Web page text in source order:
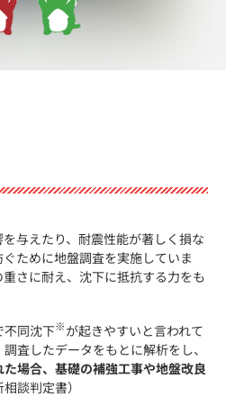
与えたり、耐震性能が著しく損な
ために地盤調査を実施していま
さに耐え、沈下に抵抗する力をも
不同沈下※が起きやすいと言われて
査したデータをもとに解析をし、
場合、基礎の補強工事や地盤改良
談判定書）